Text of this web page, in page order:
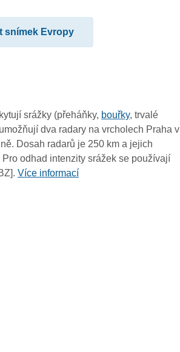
07:30
07:20
07:10
07:00
snímek Evropy
srážky (přeháňky, bouřky, trvalé
dva radary na vrcholech Praha v
Dosah radarů je 250 km a jejich
odhad intenzity srážek se používají
Více informací